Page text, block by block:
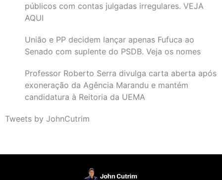
públicos com contas julgadas irregulares. VEJA
AQUI
União e PP decidem lançar apenas Fufuca ao
Senado com suplente do PSDB. Veja os nomes
Professor Roberto Serra divulga carta aberta após
exoneração da Agência Marandu e mantém
candidatura à Reitoria da UEMA
Tweets by JohnCutrim